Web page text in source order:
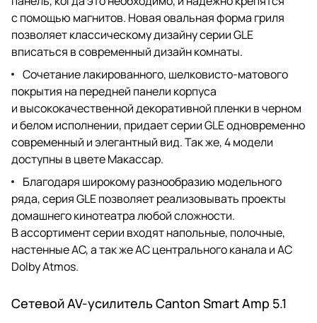
с помощью магнитов. Новая овальная форма гриля
позволяет классическому дизайну серии GLE
вписаться в современный дизайн комнаты.
Сочетание лакированного, шелковисто-матового
покрытия на передней панели корпуса
и высококачественной декоративной пленки в черном
и белом исполнении, придает серии GLE одновременно
современный и элегантный вид. Так же, 4 модели
доступны в цвете Макассар.
Благодаря широкому разнообразию модельного
ряда, серия GLE позволяет реализовывать проекты
домашнего кинотеатра любой сложности.
В ассортимент серии входят напольные, полочные,
настенные АС, а так же АС центрального канала и АС
Dolby Atmos.
Сетевой AV-усилитель Canton Smart Amp 5.1